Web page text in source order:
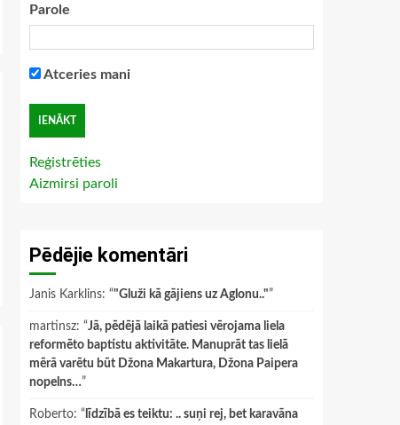
Parole
Atceries mani
Reģistrēties
Aizmirsi paroli
Pēdējie komentāri
Janis Karklins: “"Gluži kā gājiens uz Aglonu.."”
martinsz: “Jā, pēdējā laikā patiesi vērojama liela
reformēto baptistu aktivitāte. Manuprāt tas lielā
mērā varētu būt Džona Makartura, Džona Paipera
nopelns…”
Roberto: “ līdzībā es teiktu: .. suņi rej, bet karavāna